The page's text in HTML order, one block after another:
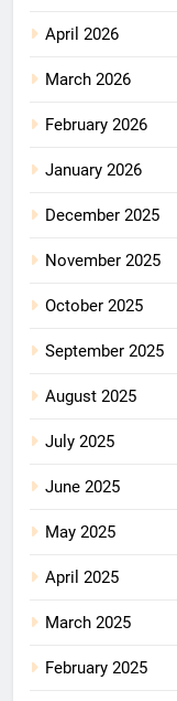
April 2026
March 2026
February 2026
January 2026
December 2025
November 2025
October 2025
September 2025
August 2025
July 2025
June 2025
May 2025
April 2025
March 2025
February 2025